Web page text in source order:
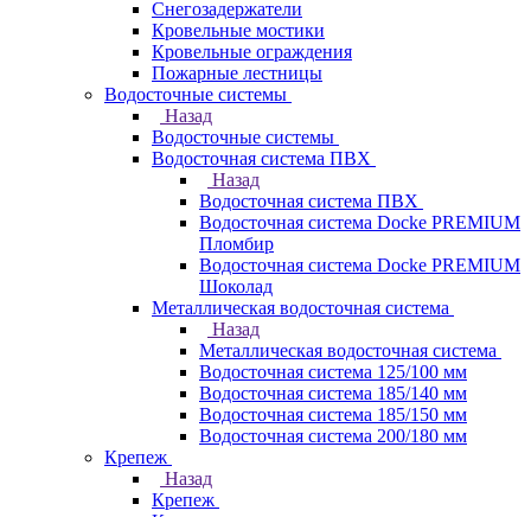
Снегозадержатели
Кровельные мостики
Кровельные ограждения
Пожарные лестницы
Водосточные системы
Назад
Водосточные системы
Водосточная система ПВХ
Назад
Водосточная система ПВХ
Водосточная система Docke PREMIUM
Пломбир
Водосточная система Docke PREMIUM
Шоколад
Металлическая водосточная система
Назад
Металлическая водосточная система
Водосточная система 125/100 мм
Водосточная система 185/140 мм
Водосточная система 185/150 мм
Водосточная система 200/180 мм
Крепеж
Назад
Крепеж